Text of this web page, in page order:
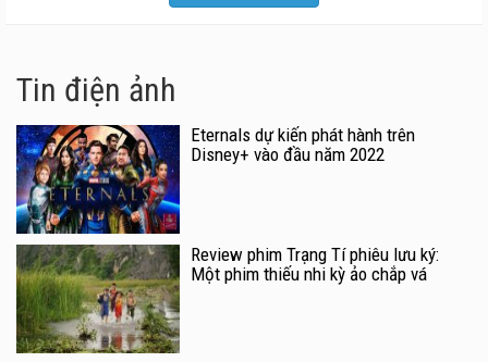
Tin điện ảnh
Eternals dự kiến phát hành trên
Disney+ vào đầu năm 2022
Review phim Trạng Tí phiêu lưu ký:
Một phim thiếu nhi kỳ ảo chắp vá